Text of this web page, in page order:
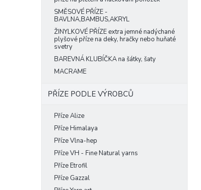
SMĚSOVÉ PŘÍZE -
BAVLNA,BAMBUS,AKRYL
ŽINYLKOVÉ PŘÍZE extra jemné nadýchané
plyšové příze na deky, hračky nebo huňaté
svetry
BAREVNÁ KLUBÍČKA na šátky, šaty
MACRAME
PŘÍZE PODLE VÝROBCŮ
Příze Alize
Příze Himalaya
Příze Vlna-hep
Příze VH - Fine Natural yarns
Příze Etrofil
Příze Gazzal